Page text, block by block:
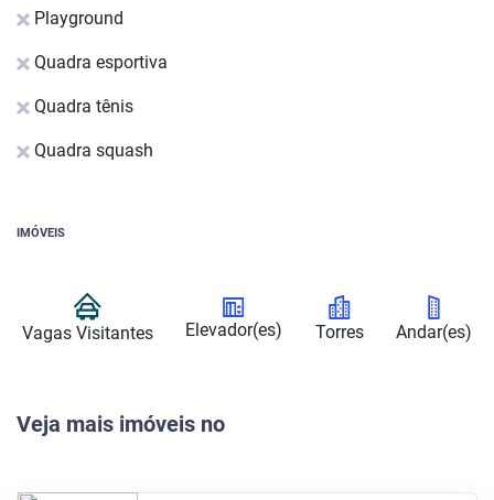
Playground
Quadra esportiva
Quadra tênis
Quadra squash
IMÓVEIS
Vagas Visitantes Elevador(es) Torres Andar(es)
Veja mais imóveis no